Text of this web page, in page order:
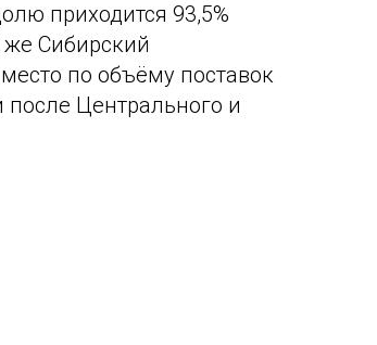
приходится 93,5%
Сибирский
по объёму поставок
Центрального и